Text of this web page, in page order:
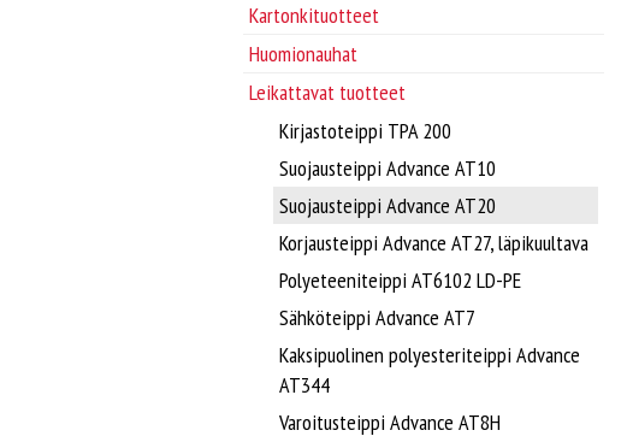
Kartonkituotteet
Huomionauhat
Leikattavat tuotteet
Kirjastoteippi TPA 200
Suojausteippi Advance AT10
Suojausteippi Advance AT20
Korjausteippi Advance AT27, läpikuultava
Polyeteeniteippi AT6102 LD-PE
Sähköteippi Advance AT7
Kaksipuolinen polyesteriteippi Advance
AT344
Varoitusteippi Advance AT8H